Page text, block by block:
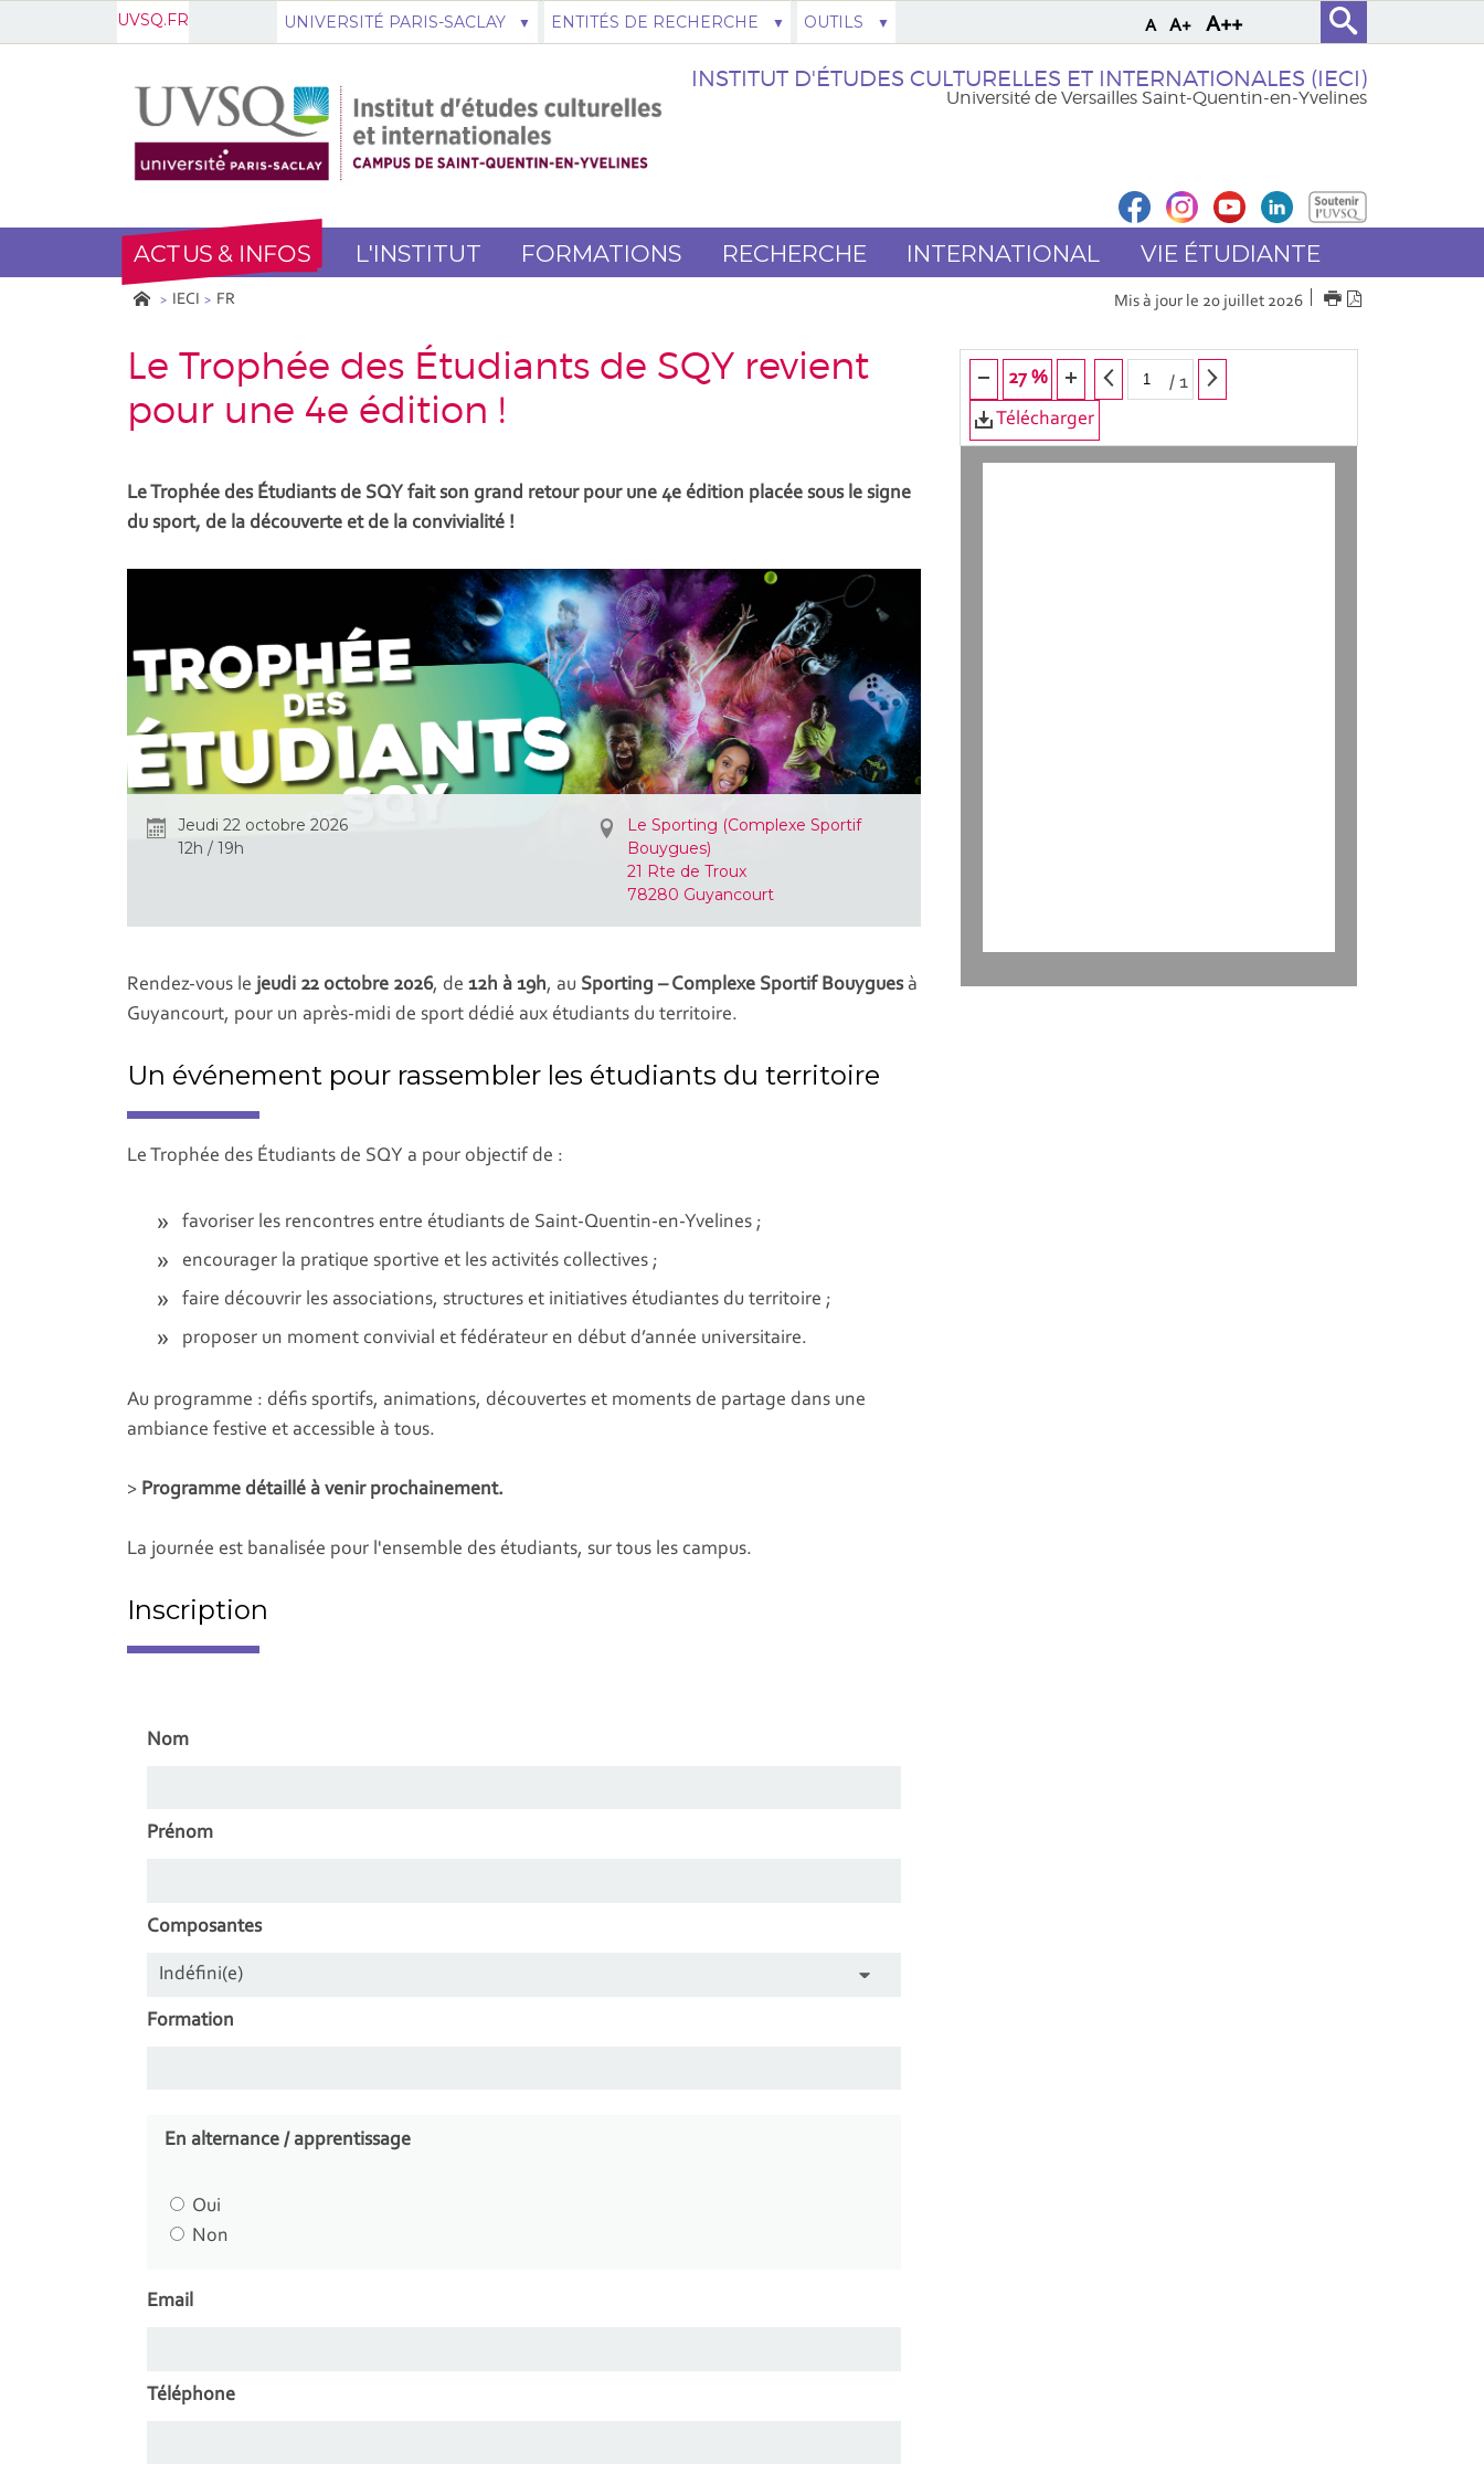
A A+ A++
UVSQ.FR
INSTITUT D'ÉTUDES CULTURELLES ET INTERNATIONALES (IECI)
Université de Versailles Saint-Quentin-en-Yvelines
ACTUS & INFOS L'INSTITUT FORMATIONS RECHERCHE INTERNATIONAL VIE ÉTUDIANTE
IECI FR Mis à jour le 20 juillet 2026 IMPRIMER
Le Trophée des Étudiants de SQY revient
pour une 4e édition !
Le Trophée des Étudiants de SQY fait son grand retour pour une 4e édition placée sous le signe
du sport, de la découverte et de la convivialité !
Jeudi 22 octobre 2026
12h / 19h
Le Sporting (Complexe Sportif
Bouygues)
21 Rte de Troux
78280 Guyancourt
Rendez-vous le jeudi 22 octobre 2026, de 12h à 19h, au Sporting – Complexe Sportif Bouyguesà
Guyancourt, pour un après-midi de sport dédié aux étudiants du territoire.
Un événement pour rassembler les étudiants du territoire
Le Trophée des Étudiants de SQY a pour objectif de :
favoriser les rencontres entre étudiants de Saint-Quentin-en-Yvelines ;
encourager la pratique sportive et les activités collectives ;
faire découvrir les associations, structures et initiatives étudiantes du territoire ;
proposer un moment convivial et fédérateur en début d’année universitaire.
Au programme : défis sportifs, animations, découvertes et moments de partage dans une
ambiance festive et accessible à tous.
> Programme détaillé à venir prochainement.
La journée est banalisée pour l'ensemble des étudiants, sur tous les campus.
Inscription
Nom
Prénom
Composantes
Formation
En alternance / apprentissage
Oui
Non
Email
Téléphone
27 % / 1
Télécharger
UNIVERSITÉ PARIS-SACLAY ENTITÉS DE RECHERCHE OUTILS